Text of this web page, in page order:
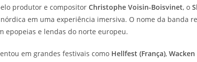
produtor e compositor Christophe Voisin-Boisvinet, o
em uma experiência imersiva. O nome da banda
epopeias e lendas do norte europeu.
em grandes festivais como Hellfest (França),